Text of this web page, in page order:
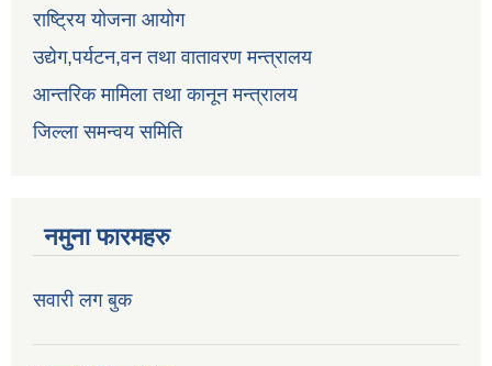
राष्ट्रिय योजना आयोग
उद्येग,पर्यटन,वन तथा वातावरण मन्त्रालय
आन्तरिक मामिला तथा कानून मन्त्रालय
जिल्ला समन्वय समिति
नमुना फारमहरु
सवारी लग बुक